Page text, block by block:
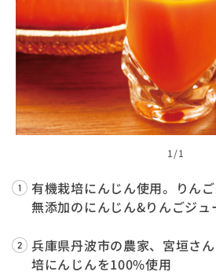
1 /1
有機栽培にんじん使用。りん
無添加のにんじん&りんごジュ
兵庫県丹波市の農家、宮垣さ
培にんじんを100%使用